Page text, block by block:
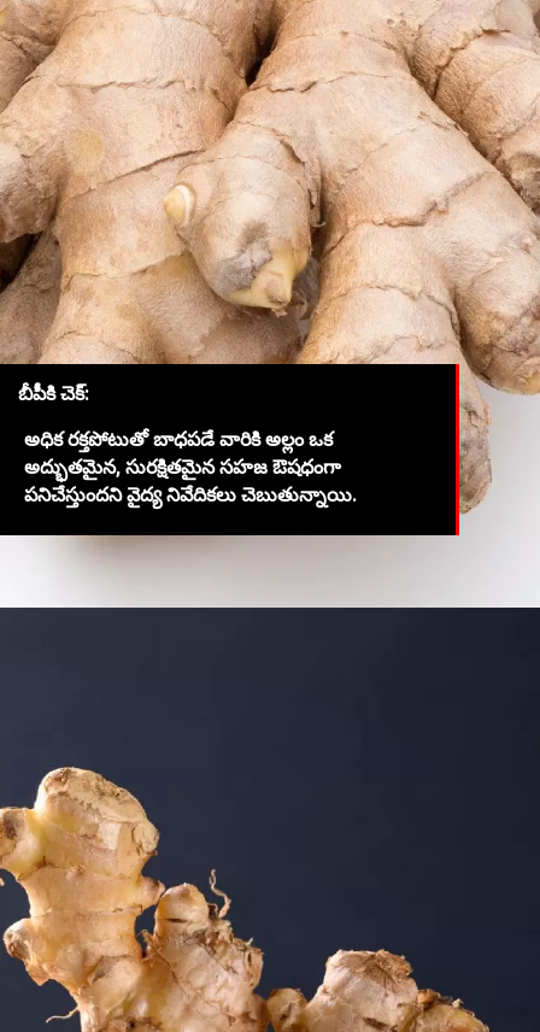
బీపీకి చెక్:
అధిక రక్తపోటుతో బాధపడే వారికి అల్లం ఒక
అద్భుతమైన, సురక్షితమైన సహజ ఔషధంగా
పనిచేస్తుందని వైద్య నివేదికలు చెబుతున్నాయి.